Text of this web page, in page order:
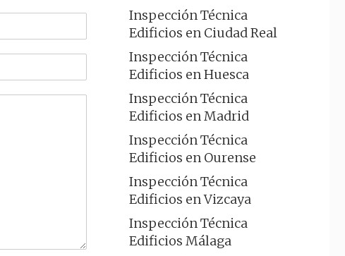
Inspección Técnica
Edificios en Ciudad Real
Inspección Técnica
Edificios en Huesca
Inspección Técnica
Edificios en Madrid
Inspección Técnica
Edificios en Ourense
Inspección Técnica
Edificios en Vizcaya
Inspección Técnica
Edificios Málaga